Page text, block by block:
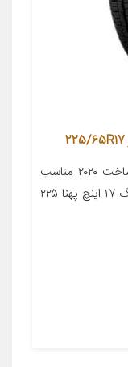
معرفی محصول جزئیات محصول سال ساخت ۲۰۲۰ مناسب
برای خودرو سوزوکی گرند ویتارا اندازه رینگ ۱۷ اینچ پهنا ۲۲۵